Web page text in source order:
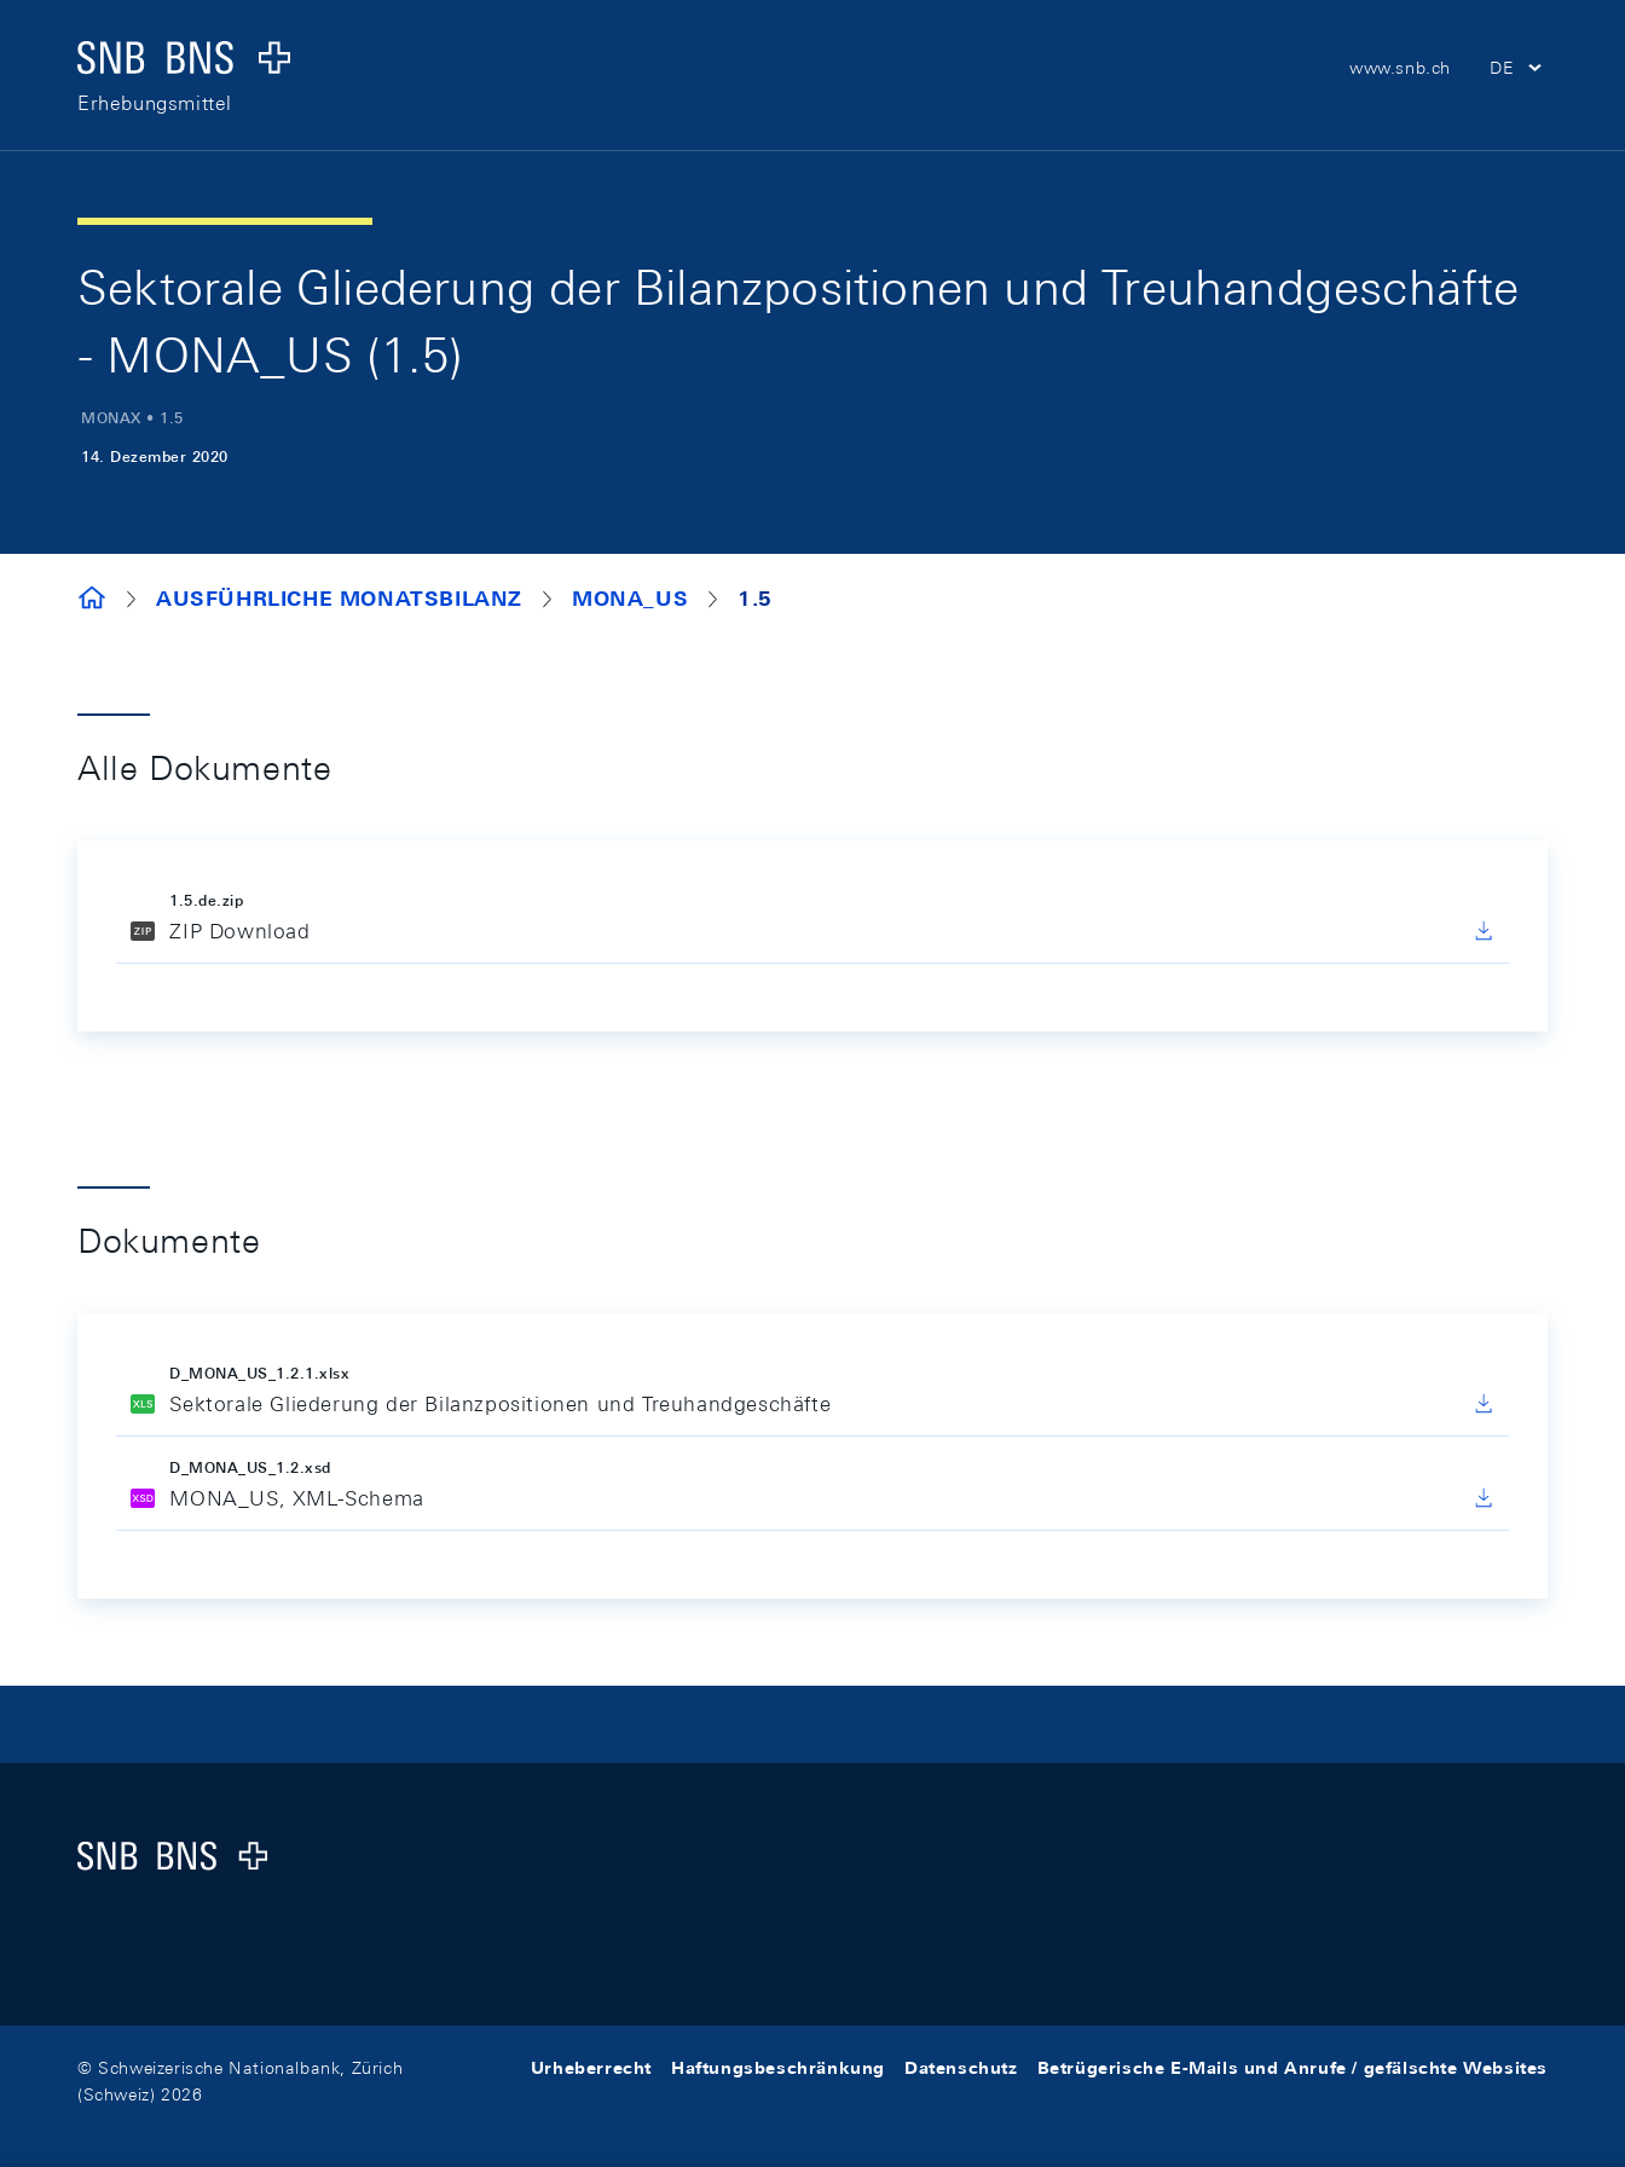
Logo
Erhebungsmittel
Meta Navigation
www.snb.ch DE
Sektorale Gliederung der Bilanzpositionen und Treuhandgeschäfte
- MONA_US (1.5)
MONAX • 1.5
14. Dezember 2020
ERHEBUNGSMITTEL
AUSFÜHRLICHE MONATSBILANZ MONA_US 1.5
Alle Dokumente
1.5.de.zip
ZIP Download
Dokumente
D_MONA_US_1.2.1.xlsx
Sektorale Gliederung der Bilanzpositionen und Treuhandgeschäfte
D_MONA_US_1.2.xsd
MONA_US, XML-Schema
Logo
© Schweizerische Nationalbank, Zürich
(Schweiz) 2026
Urheberrecht Haftungsbeschränkung Datenschutz Betrügerische E-Mails und Anrufe / gefälschte Websites